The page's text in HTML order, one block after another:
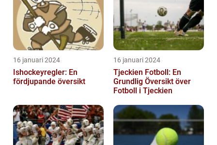
16 januari 2024
Ishockeyregler: En
fördjupande översikt
16 januari 2024
Tjeckien Fotboll: En
Grundlig Översikt över
Fotboll i Tjeckien